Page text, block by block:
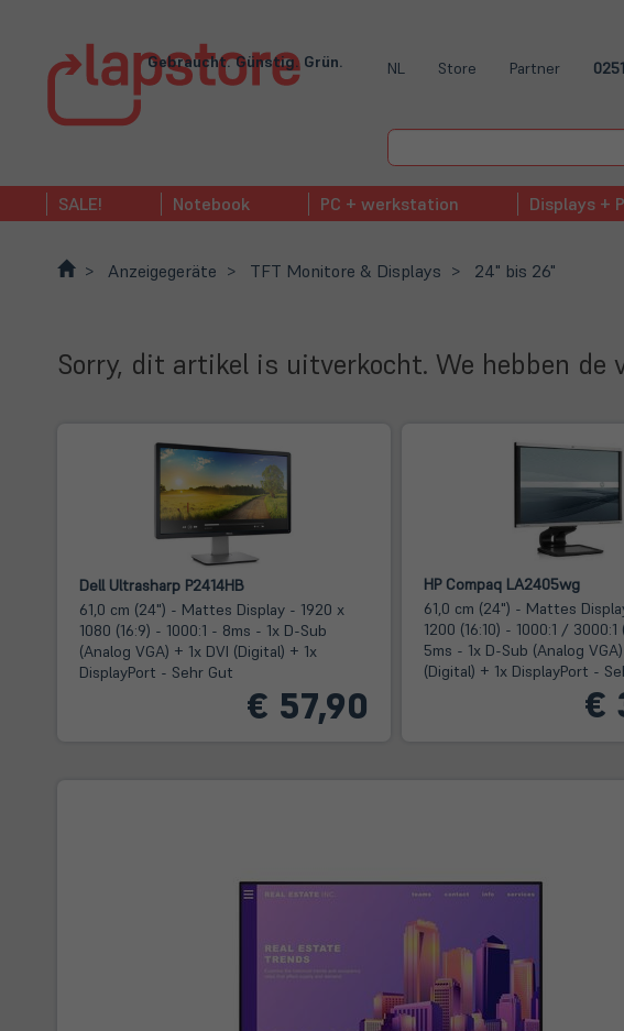
Gebraucht. Günstig. Grün. NL Store Partner
SALE! Notebook PC + werkstation Displays +
Anzeigegeräte TFT Monitore & Displays 24" bis 26"
Sorry, dit artikel is uitverkocht. We hebben de
Dell Ultrasharp P2414HB
61,0 cm (24") - Mattes Display - 1920 x
1080 (16:9) - 1000:1 - 8ms - 1x D-Sub
(Analog VGA) + 1x DVI (Digital) + 1x
DisplayPort - Sehr Gut
€ 57,90
HP Compaq LA2405wg
61,0 cm (24") - Mattes
1200 (16:10) - 1000:1 /
5ms - 1x D-Sub (Analog
(Digital) + 1x DisplayPort -
€